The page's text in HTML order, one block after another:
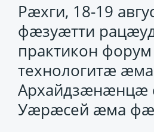
Рæхги, 18-19
фæзуæтти
практикон
технологитæ
Архайдзæнæнцæ
Уæрæсей æма